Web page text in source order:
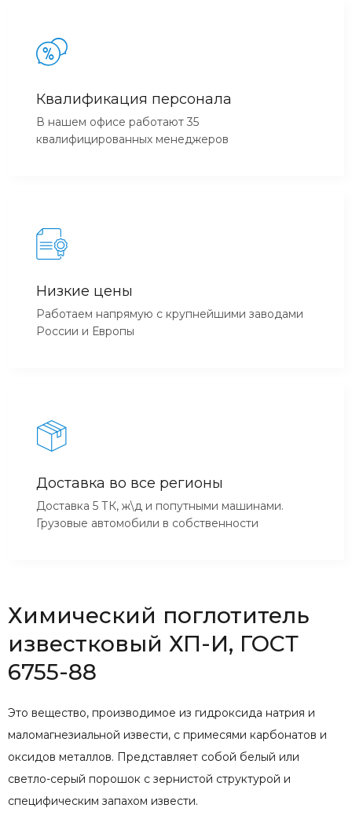
Квалификация персонала
В нашем офисе работают 35
квалифицированных менеджеров
Низкие цены
Работаем напрямую с крупнейшими заводами
России и Европы
Доставка во все регионы
Доставка 5 ТК, ж\д и попутными машинами.
Грузовые автомобили в собственности
Химический поглотитель
известковый ХП-И, ГОСТ
6755-88
Это вещество, производимое из гидроксида натрия и
маломагнезиальной извести, с примесями карбонатов и
оксидов металлов. Представляет собой белый или
светло-серый порошок с зернистой структурой и
специфическим запахом извести.